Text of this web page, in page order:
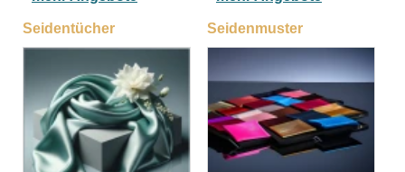
Seidentücher Seidenmuster